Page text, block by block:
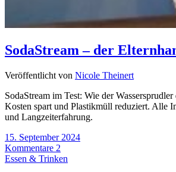
SodaStream – der
Veröffentlicht von Nicole Theinert
SodaStream im Test: Wie der
Kosten spart und Plastikmüll reduziert. Alle
und Langzeiterfahrung.
15. September 2024
Kommentare 2
Essen & Trinken